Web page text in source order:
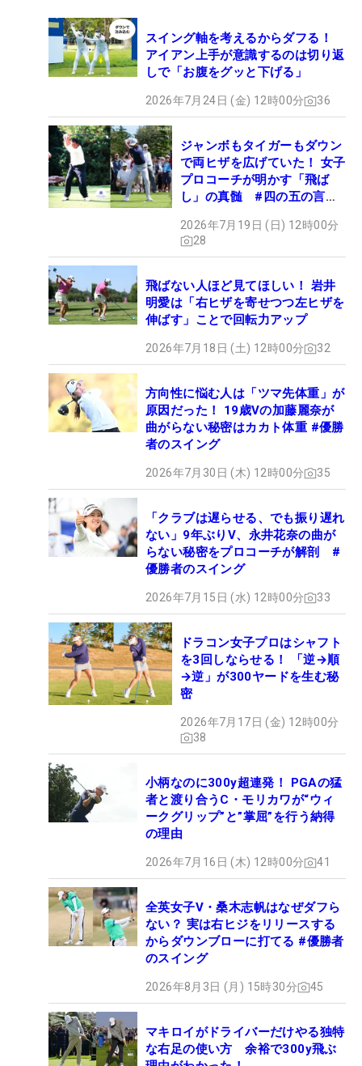
スイング軸を考えるからダフる！
アイアン上手が意識するのは切り返
しで「お腹をグッと下げる」
2026年7月24日 (金) 12時00分 36
ジャンボもタイガーもダウン
で両ヒザを広げていた！ 女子
プロコーチが明かす「飛ば
し」の真髄 #四の五の言わ
2026年7月19日 (日) 12時00分
28
飛ばない人ほど見てほしい！ 岩井
明愛は「右ヒザを寄せつつ左ヒザを
伸ばす」ことで回転力アップ
2026年7月18日 (土) 12時00分 32
方向性に悩む人は「ツマ先体重」が
原因だった！ 19歳Vの加藤麗奈が
曲がらない秘密はカカト体重 #優勝
者のスイング
2026年7月30日 (木) 12時00分 35
「クラブは遅らせる、でも振り遅れ
ない」9年ぶりV、永井花奈の曲が
らない秘密をプロコーチが解剖 #
優勝者のスイング
2026年7月15日 (水) 12時00分 33
ドラコン女子プロはシャフト
を3回しならせる！ 「逆→順
→逆」が300ヤードを生む秘
密
2026年7月17日 (金) 12時00分
38
小柄なのに300y超連発！ PGAの猛
者と渡り合うC・モリカワが“ウィ
ークグリップ”と”掌屈”を行う納得
の理由
2026年7月16日 (木) 12時00分 41
全英女子V・桑木志帆はなぜダフら
ない？ 実は右ヒジをリリースする
からダウンブローに打てる #優勝者
のスイング
2026年8月3日 (月) 15時30分 45
マキロイがドライバーだけやる独特
な右足の使い方 余裕で300y飛ぶ